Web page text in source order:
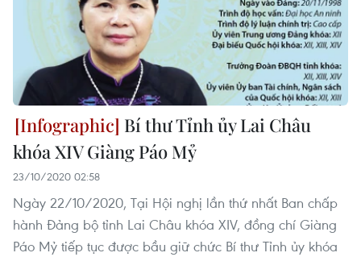
Bí thư Tỉnh ủy Lai Châu
khóa XIV Giàng Páo Mỷ
23/10/2020 02:58
Ngày 22/10/2020, Tại Hội nghị lần thứ nhất Ban chấp
hành Đảng bộ tỉnh Lai Châu khóa XIV, đồng chí Giàng
Páo Mỷ tiếp tục được bầu giữ chức Bí thư Tỉnh ủy khóa